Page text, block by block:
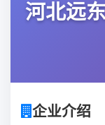
河北远
企业介绍